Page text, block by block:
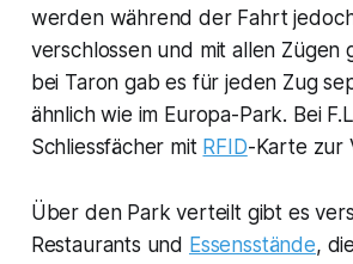
werden während der Fahrt
verschlossen und mit allen Zügen
bei Taron gab es für jeden Zug
ähnlich wie im Europa-Park. Bei
Schliessfächer mit RFID-Karte zur
Über den Park verteilt gibt es
Restaurants und Essensstände,